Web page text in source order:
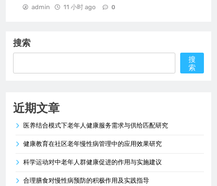
admin 11 小时 ago 0
搜索
搜
索
近期文章
医养结合模式下老年人健康服务需求与供给匹配研究
健康教育在社区老年慢性病管理中的应用效果研究
科学运动对中老年人群健康促进的作用与实施建议
合理膳食对慢性病预防的积极作用及实践指导